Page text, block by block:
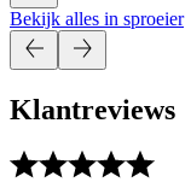
Bekijk alles in sproeier
Klantreviews